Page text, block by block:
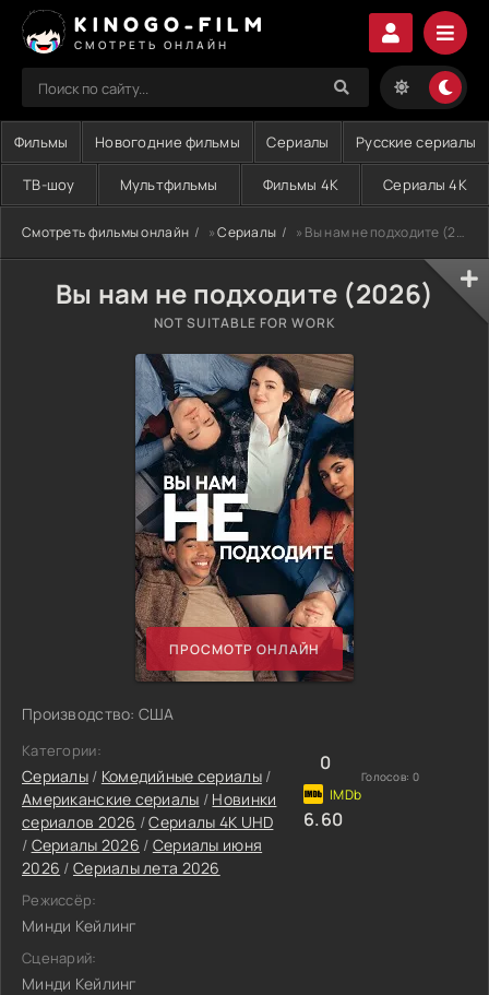
KINOGO-FILM
СМОТРЕТЬ ОНЛАЙН
Фильмы Новогодние фильмы Сериалы Русские сериалы
ТВ-шоу Мультфильмы Фильмы 4K Сериалы 4K
Смотреть фильмы онлайн »Сериалы » Вы нам не подходите (2026)
Вы нам не подходите (2026)
NOT SUITABLE FOR WORK
ПРОСМОТР ОНЛАЙН
Производство: США
Категории:
Сериалы/ Комедийные сериалы/
Американские сериалы / Новинки
сериалов 2026 /Сериалы 4K UHD
/ Сериалы 2026 / Сериалы июня
2026 / Сериалы лета 2026
Режиссёр:
Минди Кейлинг
Сценарий:
Минди Кейлинг
0
Голосов: 0
6.60